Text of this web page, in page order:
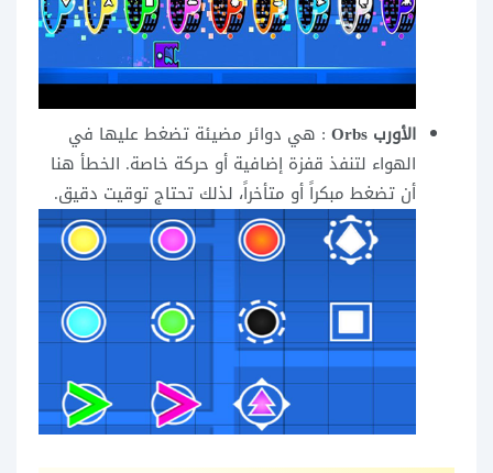
الأورب Orbs
: هي دوائر مضيئة تضغط عليها في
الهواء لتنفذ قفزة إضافية أو حركة خاصة. الخطأ هنا
أن تضغط مبكراً أو متأخراً، لذلك تحتاج توقيت دقيق.